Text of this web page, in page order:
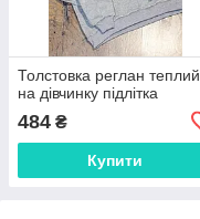
Толстовка реглан теплий
на дівчинку підлітка
484 ₴
Купити